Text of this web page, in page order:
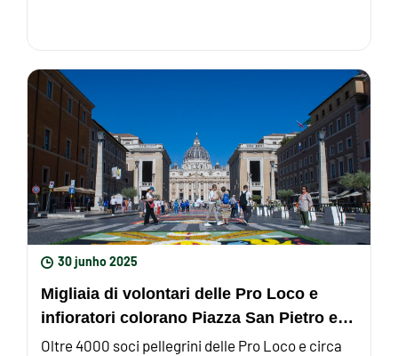
30 junho 2025
Migliaia di volontari delle Pro Loco e
infioratori colorano Piazza San Pietro e
via della ...
Oltre 4000 soci pellegrini delle Pro Loco e circa